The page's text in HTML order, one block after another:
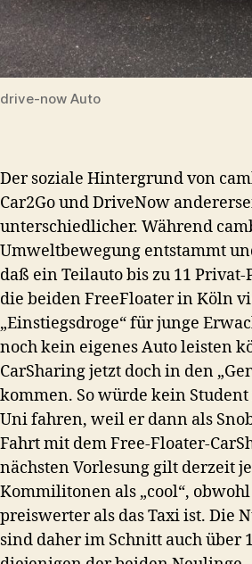
drive-now Auto
Der soziale Hintergrund von
Car2Go und DriveNow
unterschiedlicher. Während
Umweltbewegung entstammt
daß ein Teilauto bis zu 11
die beiden FreeFloater in Köln
„Einstiegsdroge“ für junge
noch kein eigenes Auto leisten
CarSharing jetzt doch in den
kommen. So würde kein
Uni fahren, weil er dann als
Fahrt mit dem Free-Floater-
nächsten Vorlesung gilt derzeit
Kommilitonen als „cool“,
preiswerter als das Taxi ist. Die
sind daher im Schnitt auch über